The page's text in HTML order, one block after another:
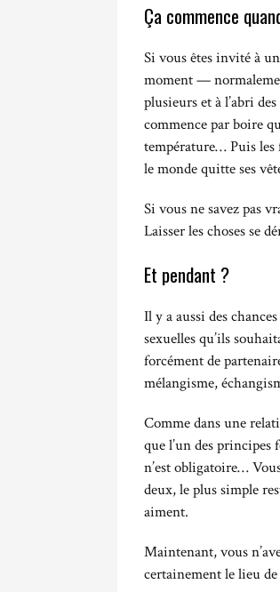
Ça commence
Si vous êtes invité à
moment —
plusieurs et à l’abri
commence par boire
température… Puis les
le monde quitte ses
Si vous ne savez pas
Laisser les choses se
Et pendant ?
Il y a aussi des
sexuelles qu’ils
forcément de
mélangisme,
Comme dans une
que l’un des
n’est obligatoire…
deux, le plus simple
aiment.
Maintenant, vous
certainement le lieu